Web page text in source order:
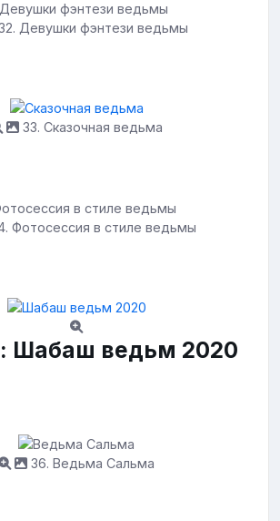
Девушки фэнтези ведьмы
33. Сказочная ведьма
Фотосессия в стиле ведьмы
Шабаш ведьм 2020
36. Ведьма Сальма